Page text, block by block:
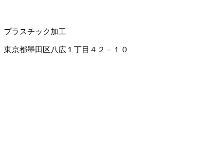
プラスチック加工
東京都墨田区八広１丁目４２－１０